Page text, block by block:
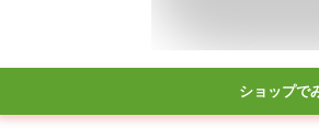
ショップで